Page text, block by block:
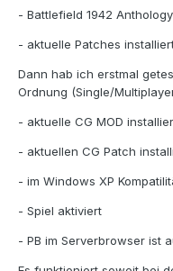
- Battlefield 1942
- aktuelle Patches installiert
Dann hab ich erstmal
Ordnung (Single/
- aktuelle CG MOD
- aktuellen CG Patch
- im Windows XP
- Spiel aktiviert
- PB im Serverbrowser ist